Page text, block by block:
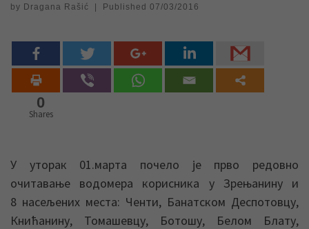
by Dragana Rašić Published 07/03/2016
0
Shares
У уторак 01.марта почело је прво редовно
очитавање водомера корисника у Зрењанину и
8 насељених места: Ченти, Банатском Деспотовцу,
Книћанину, Томашевцу, Ботошу, Белом Блату,